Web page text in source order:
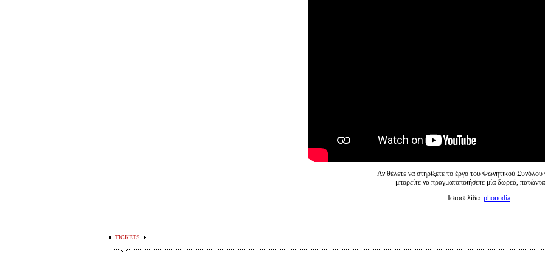
Αν θέλετε να στηρίξετε το έργο του Φωνητικού
μπορείτε να πραγματοποιήσετε μία δωρεά,
Ιστοσελίδα: phonodia
TICKETS